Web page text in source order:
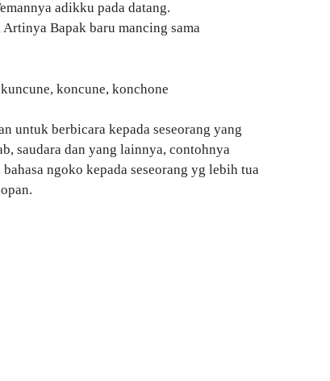
adikku pada datang.
Bapak baru mancing sama
koncune, konchone
untuk berbicara kepada seseorang yang
saudara dan yang lainnya, contohnya
ngoko kepada seseorang yg lebih tua